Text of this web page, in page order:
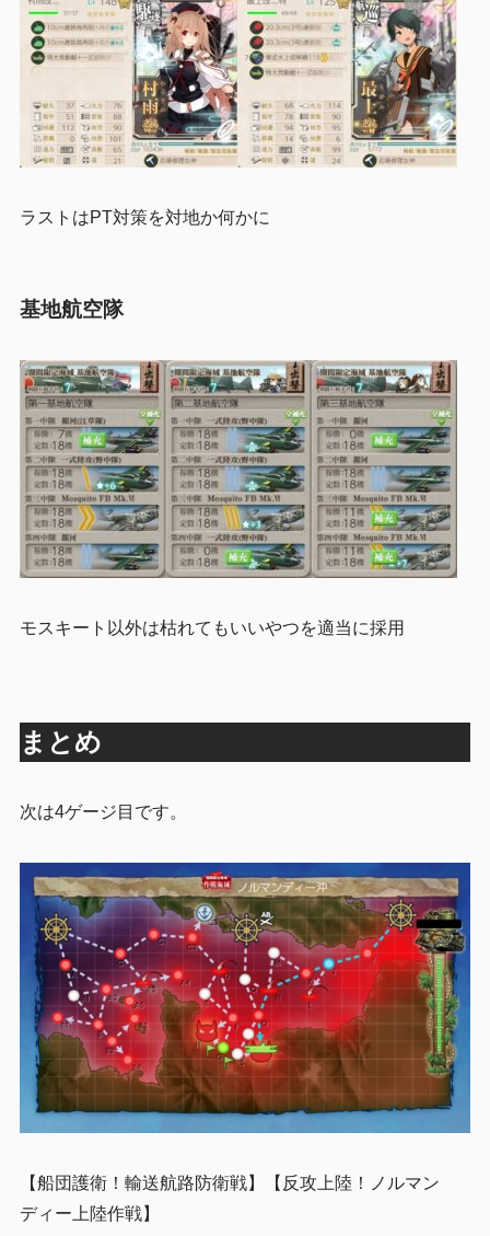
ラストはPT対策を対地か何かに
基地航空隊
モスキート以外は枯れてもいいやつを適当に採用
まとめ
次は4ゲージ目です。
【船団護衛！輸送航路防衛戦】【反攻上陸！ノルマン
ディー上陸作戦】